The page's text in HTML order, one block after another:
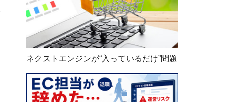
ネクストエンジンが“入っているだけ”問題